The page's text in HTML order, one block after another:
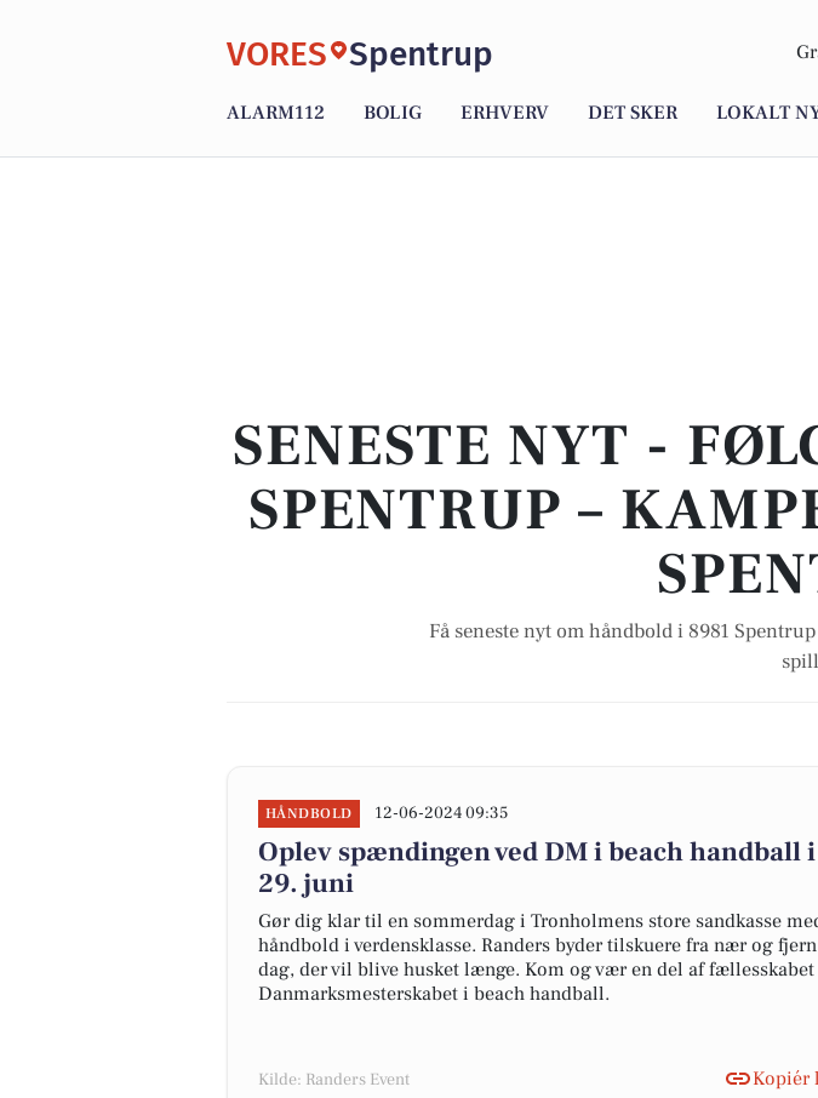
VORES Spentrup
ALARM112 BOLIG ERHVERV DET SKER LOKALT
SENESTE NYT -
SPENTRUP –
Få seneste nyt om håndbold i 8981
HÅNDBOLD 12-06-2024 09:35
Oplev spændingen ved DM i beach handball
29. juni
Gør dig klar til en sommerdag i Tronholmens store sandkasse
håndbold i verdensklasse. Randers byder tilskuere fra nær og
dag, der vil blive husket længe. Kom og vær en del af
Danmarksmesterskabet i beach handball.
Kilde: Randers Event Kopiér